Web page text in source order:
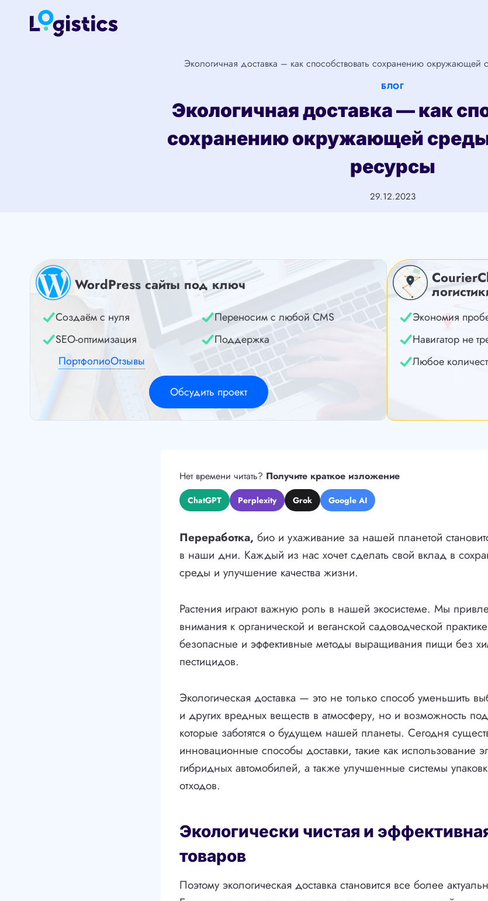
Перейти
Экологичная доставка – как способствовать сохранению окружающей
БЛОГ
Экологичная доставка — как
сохранению окружающей
ресурсы
29.12.2023
WordPress сайты под ключ
Создаём с нуля
Переносим с любой CMS
SEO-оптимизация
Поддержка
ПортфолиоОтзывы
Обсудить проект
Экономия
Навигатор не
Любое
Нет времени читать? Получите краткое изложение
ChatGPT Perplexity Grok Google AI
Переработка, био и ухаживание за нашей планетой
в наши дни. Каждый из нас хочет сделать свой вклад в
среды и улучшение качества жизни.
Растения играют важную роль в нашей экосистеме. Мы
внимания к органической и веганской садоводческой
безопасные и эффективные методы выращивания пищи без
пестицидов.
Экологическая доставка — это не только способ уменьшить
и других вредных веществ в атмосферу, но и возможность
которые заботятся о будущем нашей планеты. Сегодня
инновационные способы доставки, такие как использование
гибридных автомобилей, а также улучшенные системы
отходов.
Экологически чистая и
товаров
Поэтому экологическая доставка становится все более